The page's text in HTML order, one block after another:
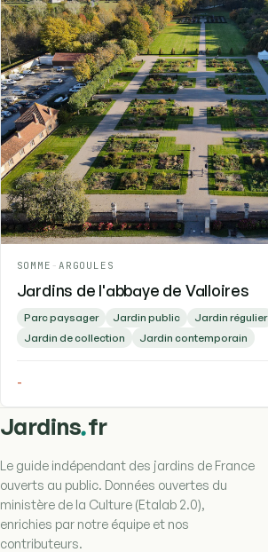
SOMME - ARGOULES
Jardins de l'abbaye de Valloires
Parc paysager Jardin public
Jardin régulier
Jardin de collection
Jardin contemporain
-
Jardins.fr
Le guide indépendant des jardins de France
ouverts au public. Données ouvertes du
ministère de la Culture (Etalab 2.0),
enrichies par notre équipe et nos
contributeurs.